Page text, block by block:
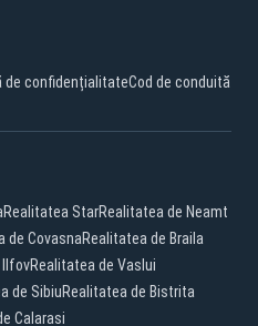
de confidențialitateCod de conduită
Realitatea StarRealitatea de Neamt
de CovasnaRealitatea de Braila
IlfovRealitatea de Vaslui
de SibiuRealitatea de Bistrita
Calarasi